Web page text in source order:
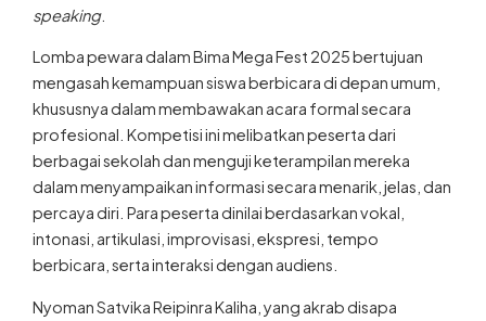
speaking.
Lomba pewara dalam Bima Mega Fest 2025 bertujuan
mengasah kemampuan siswa berbicara di depan umum,
khususnya dalam membawakan acara formal secara
profesional. Kompetisi ini melibatkan peserta dari
berbagai sekolah dan menguji keterampilan mereka
dalam menyampaikan informasi secara menarik, jelas, dan
percaya diri. Para peserta dinilai berdasarkan vokal,
intonasi, artikulasi, improvisasi, ekspresi, tempo
berbicara, serta interaksi dengan audiens.
Nyoman Satvika Reipinra Kaliha, yang akrab disapa